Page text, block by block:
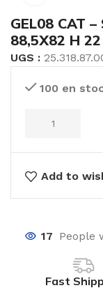
GEL08 CAT –
88,5X82 H
UGS :
100 en
Add to
17 People
Fast